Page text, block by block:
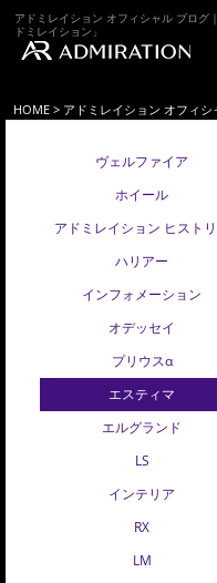
アドミレイション オフィシャル ブログ
ドミレイション」
HOME > アドミレイション オフィシ
ヴェルファイア
ホイール
アドミレイション ヒスト
ハリアー
インフォメーション
オデッセイ
プリウスα
エスティマ
エルグランド
LS
インテリア
RX
LM